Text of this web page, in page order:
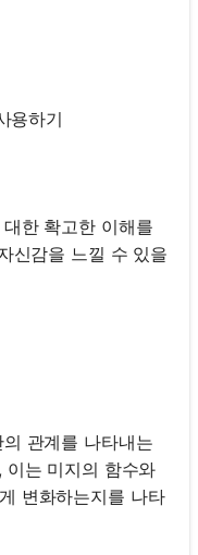
용하기
한 확고한 이해를
신감을 느낄 수 있을
관계를 나타내는
이는 미지의 함수와
변화하는지를 나타